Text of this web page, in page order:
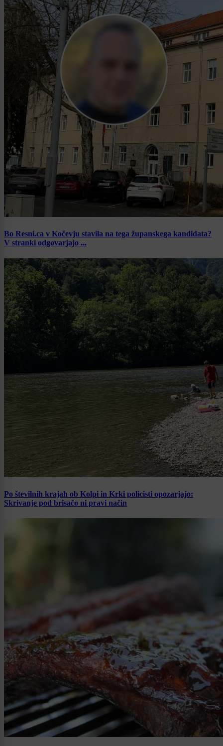
Bo Resni.ca v Kočevju stavila na tega županskega kandidata?
V stranki odgovarjajo ...
Po številnih krajah ob Kolpi in Krki policisti opozarjajo:
Skrivanje pod brisačo ni pravi način